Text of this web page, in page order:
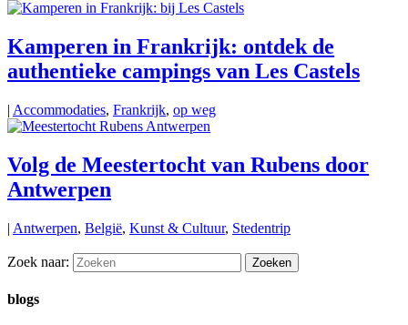
Kamperen in Frankrijk: ontdek de
authentieke campings van Les Castels
| Accommodaties, Frankrijk, op weg
Volg de Meestertocht van Rubens door
Antwerpen
| Antwerpen, België, Kunst & Cultuur, Stedentrip
Zoek naar:
blogs